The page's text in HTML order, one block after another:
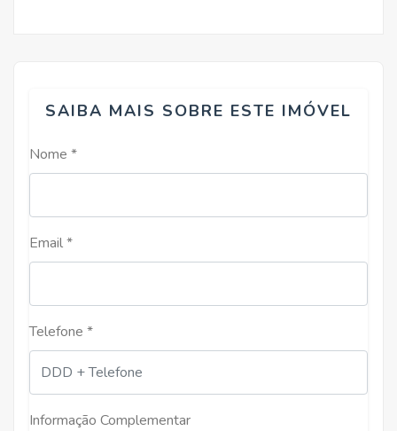
SAIBA MAIS SOBRE ESTE IMÓVEL
Nome *
Email *
Telefone *
Informação Complementar